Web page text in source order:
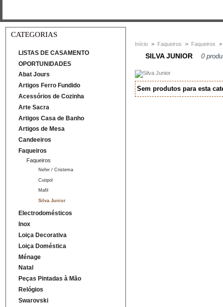
CATEGORIAS
LISTAS DE CASAMENTO
OPORTUNIDADES
Abat Jours
Artigos Ferro Fundido
Acessórios de Cozinha
Arte Sacra
Artigos Casa de Banho
Artigos de Mesa
Candeeiros
Faqueiros
Faqueiros
Nefer / Cristema
Cutipol
Mafil
Silva Junior
Electrodomésticos
Inox
Loiça Decorativa
Loiça Doméstica
Ménage
Natal
Peças Pintadas à Mão
Relógios
Swarovski
Início > Faqueiros > Faqueiros >
SILVA JUNIOR 0
Sem produtos para esta